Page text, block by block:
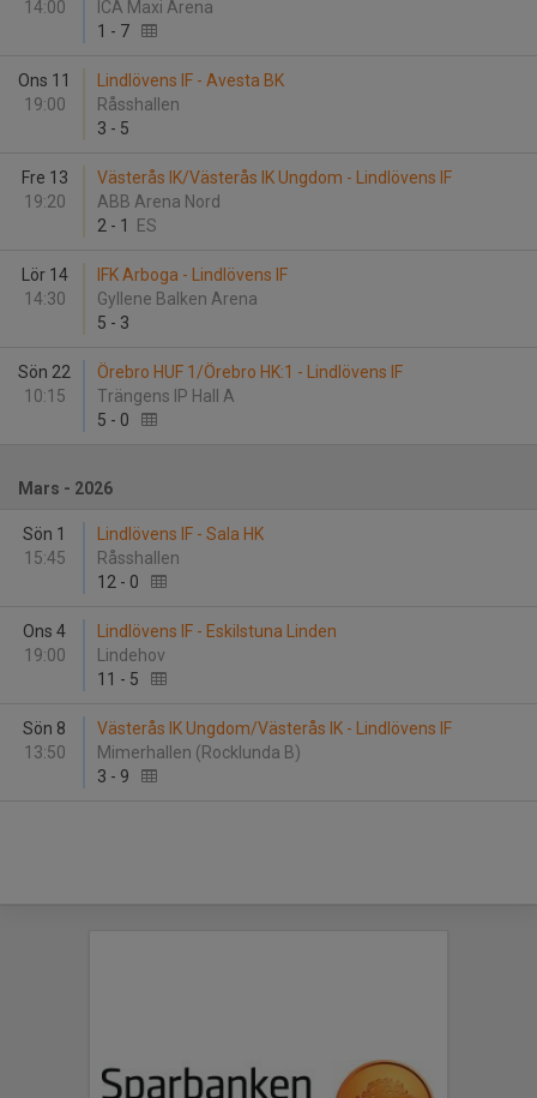
14:00
ICA Maxi Arena
1 - 7
Ons 11
19:00
Lindlövens IF - Avesta BK
Råsshallen
3 - 5
Fre 13
19:20
Västerås IK/Västerås IK Ungdom - Lindlövens IF
ABB Arena Nord
2 - 1 ES
Lör 14
14:30
IFK Arboga - Lindlövens IF
Gyllene Balken Arena
5 - 3
Sön 22
10:15
Örebro HUF 1/Örebro HK:1 - Lindlövens IF
Trängens IP Hall A
5 - 0
Mars - 2026
Sön 1
15:45
Lindlövens IF - Sala HK
Råsshallen
12 - 0
Ons 4
19:00
Lindlövens IF - Eskilstuna Linden
Lindehov
11 - 5
Sön 8
13:50
Västerås IK Ungdom/Västerås IK - Lindlövens IF
Mimerhallen (Rocklunda B)
3 - 9